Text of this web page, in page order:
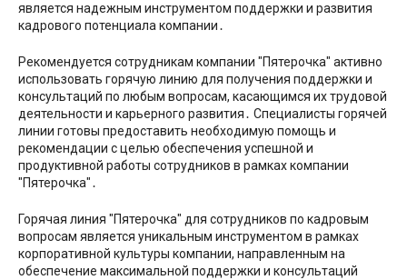
является надежным инструментом поддержки и развития
кадрового потенциала компании․
Рекомендуется сотрудникам компании ″Пятерочка″ активно
использовать горячую линию для получения поддержки и
консультаций по любым вопросам, касающимся их трудовой
деятельности и карьерного развития․ Специалисты горячей
линии готовы предоставить необходимую помощь и
рекомендации с целью обеспечения успешной и
продуктивной работы сотрудников в рамках компании
″Пятерочка″․
Горячая линия ″Пятерочка″ для сотрудников по кадровым
вопросам является уникальным инструментом в рамках
корпоративной культуры компании, направленным на
обеспечение максимальной поддержки и консультаций